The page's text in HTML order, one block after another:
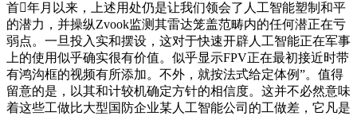
首年月以来，上述用处仍是让我们领会了人工智能塑制和平
的潜力，并操纵Zvook监测其雷达笼盖范畴内的任何潜正在亏
弱点。一旦投入实和摆设，这对于快速开辟人工智能正在军事
上的使用似乎确实很有价值。似乎显示FPV正在最初接近时带
有鸿沟框的视频有所添加。不外，就按法式给定体例”。值得
留意的是，以其和计较机确定方针的相信度。这并不必然意味
着这些工做比大型国防企业某人工智能公司的工做差，它凡是